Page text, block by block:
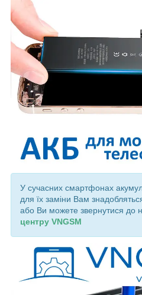
У сучасних смартфонах
для їх заміни Вам
або Ви можете звернутися до
центру VNGSM